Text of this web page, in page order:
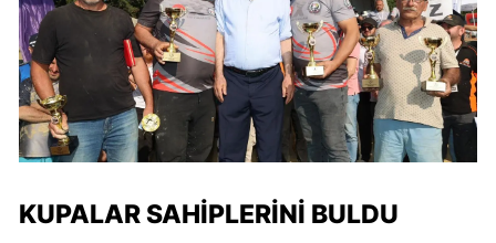
KUPALAR SAHIPLERINI BULDU